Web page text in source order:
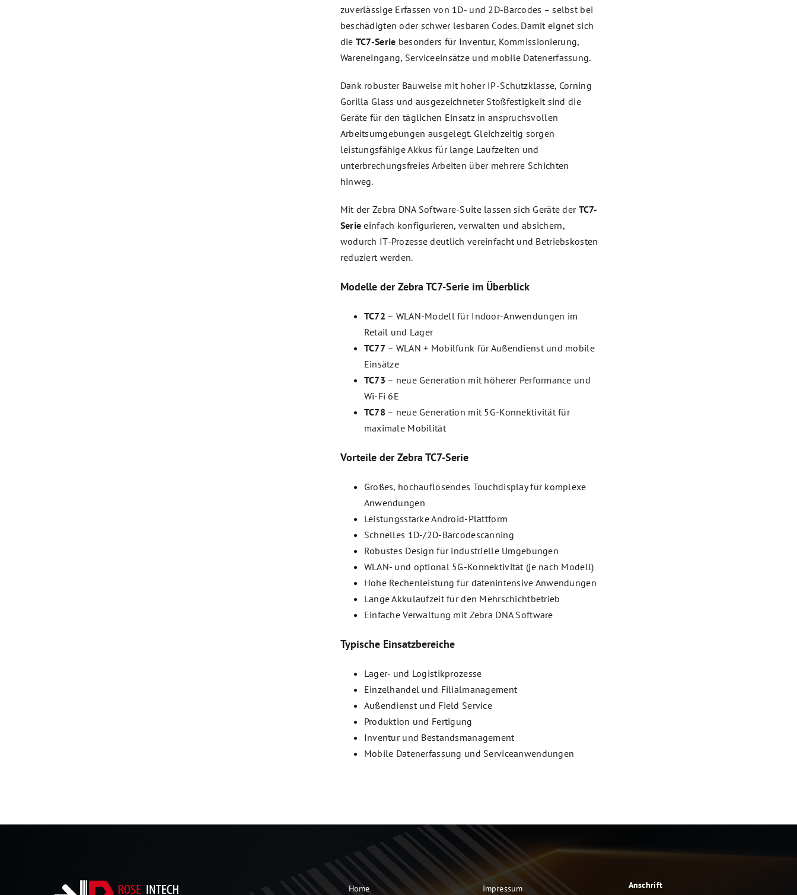
zuverlässige Erfassen von 1D- und 2D-Barcodes – selbst bei
beschädigten oder schwer lesbaren Codes. Damit eignet sich
die TC7-Serie besonders für Inventur, Kommissionierung,
Wareneingang, Serviceeinsätze und mobile Datenerfassung.
Dank robuster Bauweise mit hoher IP-Schutzklasse, Corning
Gorilla Glass und ausgezeichneter Stoßfestigkeit sind die
Geräte für den täglichen Einsatz in anspruchsvollen
Arbeitsumgebungen ausgelegt. Gleichzeitig sorgen
leistungsfähige Akkus für lange Laufzeiten und
unterbrechungsfreies Arbeiten über mehrere Schichten
hinweg.
Mit der Zebra DNA Software-Suite lassen sich Geräte der TC7-
Serie einfach konfigurieren, verwalten und absichern,
wodurch IT-Prozesse deutlich vereinfacht und Betriebskosten
reduziert werden.
Modelle der Zebra TC7-Serie im Überblick
TC72 – WLAN-Modell für Indoor-Anwendungen im
Retail und Lager
TC77– WLAN + Mobilfunk für Außendienst und mobile
Einsätze
TC73 – neue Generation mit höherer Performance und
Wi-Fi 6E
TC78 – neue Generation mit 5G-Konnektivität für
maximale Mobilität
Vorteile der Zebra TC7-Serie
Großes, hochauflösendes Touchdisplay für komplexe
Anwendungen
Leistungsstarke Android-Plattform
Schnelles 1D-/2D-Barcodescanning
Robustes Design für industrielle Umgebungen
WLAN- und optional 5G-Konnektivität (je nach Modell)
Hohe Rechenleistung für datenintensive Anwendungen
Lange Akkulaufzeit für den Mehrschichtbetrieb
Einfache Verwaltung mit Zebra DNA Software
Typische Einsatzbereiche
Lager- und Logistikprozesse
Einzelhandel und Filialmanagement
Außendienst und Field Service
Produktion und Fertigung
Inventur und Bestandsmanagement
Mobile Datenerfassung und Serviceanwendungen
Home Impressum
Anschrift